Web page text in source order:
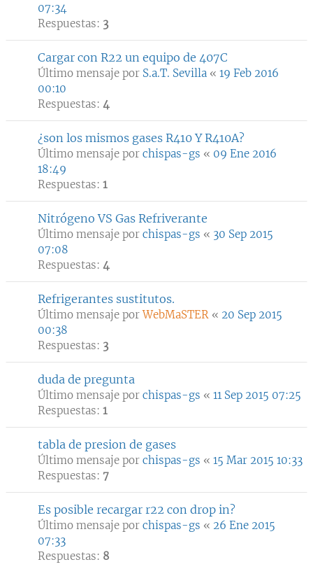
07:34
Respuestas: 3
Cargar con R22 un equipo de 407C
Último mensaje por S.a.T. Sevilla « 19 Feb 2016
00:10
Respuestas: 4
¿son los mismos gases R410 Y R410A?
Último mensaje por chispas-gs « 09 Ene 2016
18:49
Respuestas: 1
Nitrógeno VS Gas Refriverante
Último mensaje por chispas-gs « 30 Sep 2015
07:08
Respuestas: 4
Refrigerantes sustitutos.
Último mensaje porWebMaSTER « 20 Sep 2015
00:38
Respuestas: 3
duda de pregunta
Último mensaje por chispas-gs « 11 Sep 2015 07:25
Respuestas: 1
tabla de presion de gases
Último mensaje por chispas-gs « 15 Mar 2015 10:33
Respuestas: 7
Es posible recargar r22 con drop in?
Último mensaje por chispas-gs « 26 Ene 2015
07:33
Respuestas: 8